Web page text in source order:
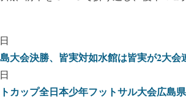
大会決勝、皆実対如水館は皆実が2大会
カップ全日本少年フットサル大会広島